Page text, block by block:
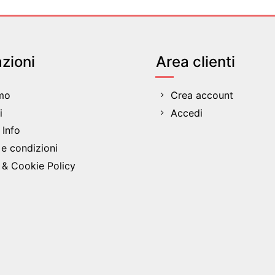
Info
condizioni
Cookie Policy
Area clienti
Crea account
Accedi